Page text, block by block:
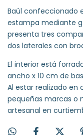
Baúl confeccionado
estampa mediante
presenta tres
dos laterales con
El interior está
ancho x 10 cm de
Al estar realizado en
pequeñas marcas o
artesanal en